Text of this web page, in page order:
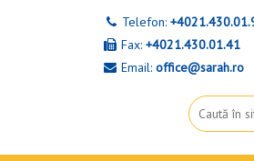
Telefon:
Fax: +4021.430.01.41
Email: office@sarah.ro